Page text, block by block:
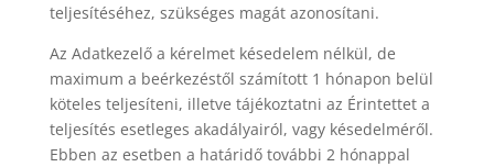
teljesítéséhez, szükséges magát azonosítani.
Az Adatkezelő a kérelmet késedelem nélkül, de
maximum a beérkezéstől számított 1 hónapon belül
köteles teljesíteni, illetve tájékoztatni az Érintettet a
teljesítés esetleges akadályairól, vagy késedelméről.
Ebben az esetben a határidő további 2 hónappal